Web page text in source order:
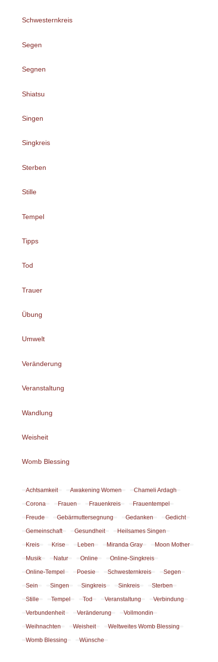
Schwesternkreis
Segen
Segnen
Shiatsu
Singen
Singkreis
Sterben
Stille
Tempel
Tipps
Tod
Trauer
Übung
Umwelt
Veränderung
Veranstaltung
Wandlung
Weisheit
Womb Blessing
Achtsamkeit Awakening Women
Chameli Ardagh
Corona
Frauen Frauenkreis
Frauentempel
Freude
Gebärmuttersegnung Gedanken
Gedicht
Gemeinschaft
Gesundheit
Heilsames Singen
Kreis
Krise Leben Miranda Gray
Moon Mother
Musik
Natur Online
Online-Singkreis
Online-Tempel
Poesie Schwesternkreis
Segen
Sein
Singen Singkreis Sinkreis
Sterben
Stille
Tempel Tod Veranstaltung
Verbindung
Verbundenheit
Veränderung
Vollmondin
Weihnachten
Weisheit
Weltweites Womb Blessing
Womb Blessing
Wünsche